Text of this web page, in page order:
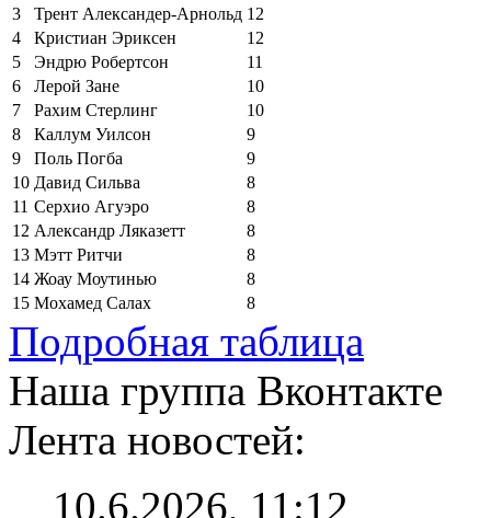
3
Трент Александер-Арнольд 12
4
Кристиан Эриксен
12
5
Эндрю Робертсон
11
6
Лерой Зане
10
7
Рахим Стерлинг
10
8
Каллум Уилсон
9
9
Поль Погба
9
10 Давид Сильва
8
11 Серхио Агуэро
8
12 Александр Ляказетт
8
13 Мэтт Ритчи
8
14 Жоау Моутинью
8
15 Мохамед Салах 8
Подробная таблица
Наша группа Вконтакте
Лента новостей:
10.6.2026, 11:12